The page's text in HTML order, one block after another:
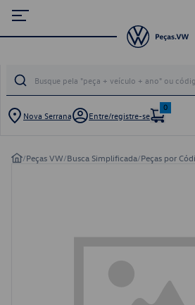
Nova Serrana Entre/registre-se
0
/Peças VW/Busca Simplificada/Peças por